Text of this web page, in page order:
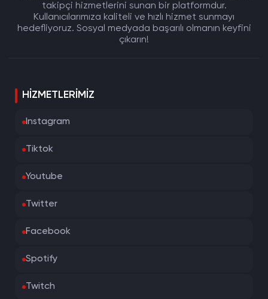
takipçi hizmetlerini sunan bir platformdur.
Kullanıcılarımıza kaliteli ve hızlı hizmet sunmayı
hedefliyoruz. Sosyal medyada başarılı olmanın keyfini
çıkarın!
HIZMETLERIMIZ
Instagram
Tiktok
Youtube
Twitter
Facebook
Spotify
Twitch